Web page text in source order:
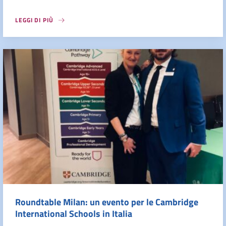
LEGGI DI PIÙ
Roundtable Milan: un evento per le Cambridge
International Schools in Italia